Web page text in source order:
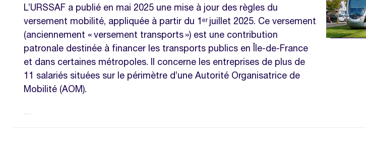
L’URSSAF a publié en mai 2025 une mise à jour des règles du
versement mobilité, appliquée à partir du 1ᵉʳ juillet 2025. Ce versement
(anciennement « versement transports ») est une contribution
patronale destinée à financer les transports publics en Île-de-France
et dans certaines métropoles. Il concerne les entreprises de plus de
11 salariés situées sur le périmètre d’une Autorité Organisatrice de
Mobilité (AOM).
…